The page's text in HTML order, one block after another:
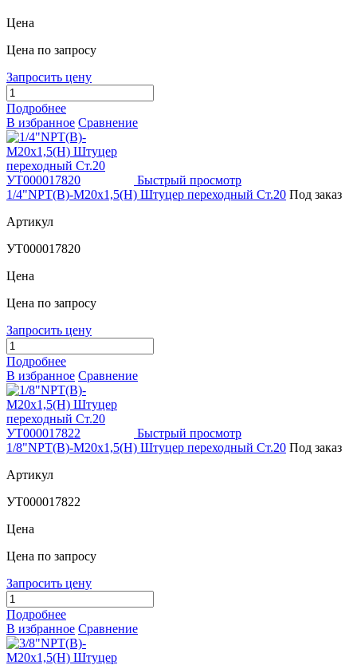
Цена
Цена по запросу
Запросить цену
Подробнее
В избранное Сравнение
Быстрый просмотр
1/4"NPT(В)-М20х1,5(Н) Штуцер переходный Ст.20 Под заказ
Артикул
УТ000017820
Цена
Цена по запросу
Запросить цену
Подробнее
В избранное Сравнение
Быстрый просмотр
1/8"NPT(В)-М20х1,5(Н) Штуцер переходный Ст.20 Под заказ
Артикул
УТ000017822
Цена
Цена по запросу
Запросить цену
Подробнее
В избранное Сравнение